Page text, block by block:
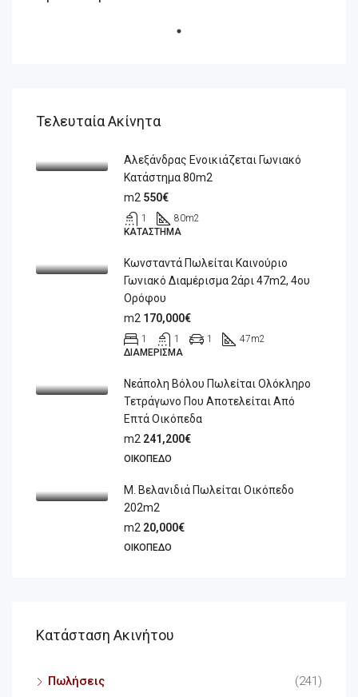
Τελευταία Ακίνητα
Αλεξάνδρας Ενοικιάζεται Γωνιακό
Κατάστημα 80m2
m2 550€
1 80m2
ΚΑΤΆΣΤΗΜΑ
Κωνσταντά Πωλείται Καινούριο
Γωνιακό Διαμέρισμα 2άρι 47m2, 4ου
Ορόφου
m2 170,000€
1 1 1 47m2
ΔΙΑΜΈΡΙΣΜΑ
Νεάπολη Βόλου Πωλείται Ολόκληρο
Τετράγωνο Που Αποτελείται Από
Επτά Οικόπεδα
m2 241,200€
ΟΙΚΌΠΕΔΟ
Μ. Βελανιδιά Πωλείται Οικόπεδο
202m2
m2 20,000€
ΟΙΚΌΠΕΔΟ
Κατάσταση Ακινήτου
Πωλήσεις
(241)